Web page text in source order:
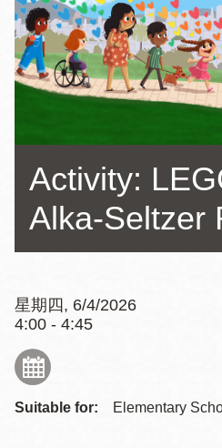
結
Activity:
Alka-Seltzer
星期四, 6/4/2026
4:00 - 4:45
Suitable for: Elementary